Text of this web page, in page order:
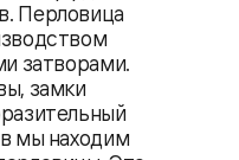
Перловица
затворами.
замки
мы находим